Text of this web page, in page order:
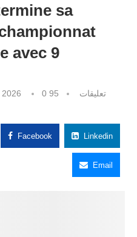
sa
avec 9
0 تعليقات
95
Facebook Linkedin
Email